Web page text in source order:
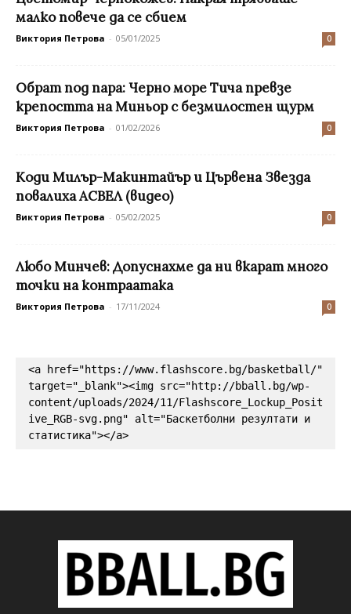
малко повече да се сбием
Виктория Петрова - 05/01/2025 0
Обрат под пара: Черно море Тича превзе
крепостта на Миньор с безмилостен щурм
Виктория Петрова - 01/02/2026 0
Коди Милър-Макинтайър и Цървена Звезда
повалиха АСВЕЛ (видео)
Виктория Петрова - 05/02/2025 0
Любо Минчев: Допуснахме да ни вкарат много
точки на контраатака
Виктория Петрова - 17/11/2024 0
<a href="https://www.flashscore.bg/basketball/"
target="_blank"><img src="http://bball.bg/wp-
content/uploads/2024/11/Flashscore_Lockup_Posit
ive_RGB-svg.png" alt="Баскетболни резултати и
статистика"></a>